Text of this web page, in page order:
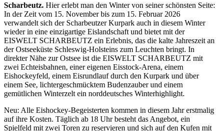
Scharbeutz. Hier erlebt man den Winter von seiner schönsten Seite:
In der Zeit vom 15. November bis zum 15. Februar 2026
verwandelt sich der Scharbeutzer Kurpark auch in diesem Winter
wieder in eine einzigartige Eislandschaft und bietet mit der
EISWELT SCHARBEUTZ ein Erlebnis, das die kalte Jahreszeit an
der Ostseeküste Schleswig-Holsteins zum Leuchten bringt. In
direkter Nähe zur Ostsee ist die EISWELT SCHARBEUTZ mit
zwei Echteisbahnen, einer eigenen Eisstock-Arena, einem
Eishockeyfeld, einem Eisrundlauf durch den Kurpark und über
einem See, lichtergeschmücktem Budenzauber und einem
gemütlichen Winterzelt ein norddeutsches Winterhighlight.
Neu: Alle Eishockey-Begeisterten kommen in diesem Jahr erstmalig
auf ihre Kosten. Täglich ab 18 Uhr besteht das Angebot, ein
Spielfeld mit zwei Toren zu reservieren und sich auf den Kufen mit